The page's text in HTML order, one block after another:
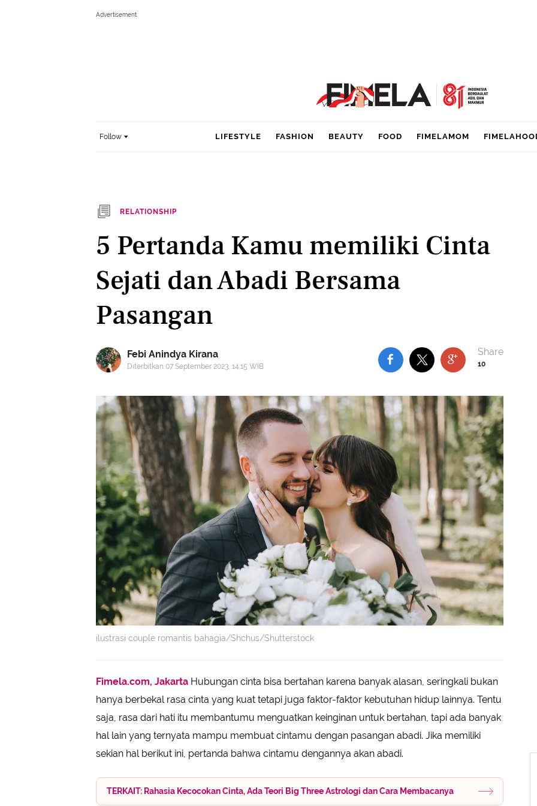
Follow LIFESTYLE FASHION BEAUTY FOOD FIMELAMOM
RELATIONSHIP
5 Pertanda Kamu memiliki Cinta
Sejati dan Abadi Bersama
Pasangan
Febi Anindya Kirana
Diterbitkan 07 September 2023, 14:15 WIB 10
ilustrasi couple romantis bahagia/Shchus/Shutterstock
Fimela.com, Jakarta Hubungan cinta bisa bertahan karena banyak alasan, seringkali bukan
hanya berbekal rasa cinta yang kuat tetapi juga faktor-faktor kebutuhan hidup lainnya. Tentu
saja, rasa dari hati itu membantumu menguatkan keinginan untuk bertahan, tapi ada banyak
hal lain yang ternyata mampu membuat cintamu dengan pasangan abadi. Jika memiliki
sekian hal berikut ini, pertanda bahwa cintamu dengannya akan abadi.
TERKAIT: Rahasia Kecocokan Cinta, Ada Teori Big Three Astrologi dan Cara Membacanya